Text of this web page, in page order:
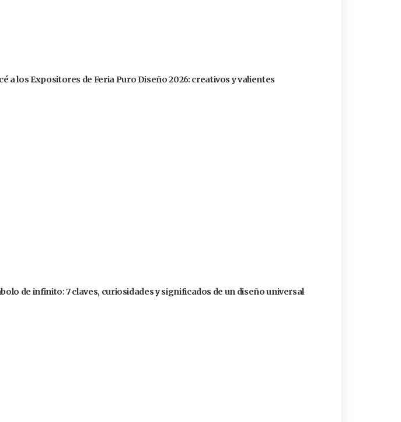
a los Expositores de Feria Puro Diseño 2026: creativos y valientes
de infinito: 7 claves, curiosidades y significados de un diseño universal